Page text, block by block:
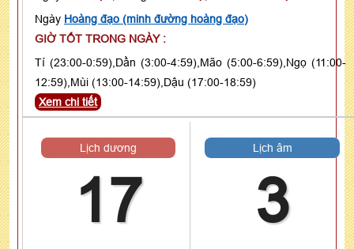
Ngày Hoàng đạo (minh đường hoàng đạo)
GIỜ TỐT TRONG NGÀY :
Tí (23:00-0:59),Dần (3:00-4:59),Mão (5:00-6:59),Ngọ (11:00-
12:59),Mùi (13:00-14:59),Dậu (17:00-18:59)
Xem chi tiết
Lịch dương
17
Lịch âm
3